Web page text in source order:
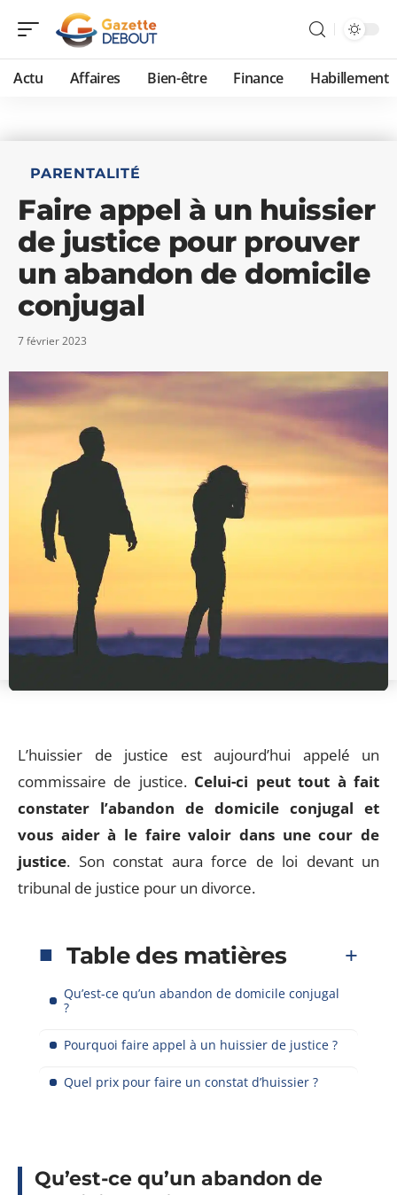
Actu Affaires Bien-être Finance Habillement
PARENTALITÉ
Faire appel à un huissier
de justice pour prouver
un abandon de domicile
conjugal
7 février 2023
L’huissier de justice est aujourd’hui appelé un
commissaire de justice. Celui-ci peut tout à fait
constater l’abandon de domicile conjugal et
vous aider à le faire valoir dans une cour de
justice. Son constat aura force de loi devant un
tribunal de justice pour un divorce.
Table des matières
Qu’est-ce qu’un abandon de domicile conjugal
?
Pourquoi faire appel à un huissier de justice ?
Quel prix pour faire un constat d’huissier ?
Qu’est-ce qu’un abandon de